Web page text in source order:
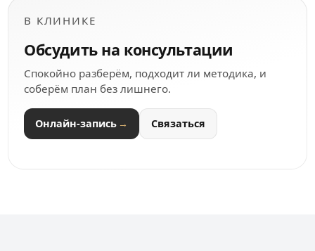
В КЛИНИКЕ
Обсудить на консультации
Спокойно разберём, подходит ли методика, и
соберём план без лишнего.
Онлайн-запись Связаться